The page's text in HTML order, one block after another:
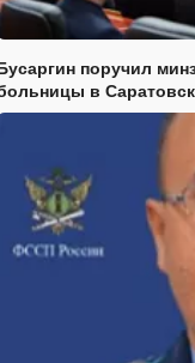
поручил
в